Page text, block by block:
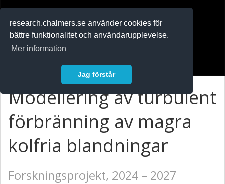
research.chalmers.se använder cookies för
bättre funktionalitet och användarupplevelse.
Mer information
Jag förstår
Modellering av turbulent
förbränning av magra
kolfria blandningar
Forskningsprojekt, 2024 – 2027